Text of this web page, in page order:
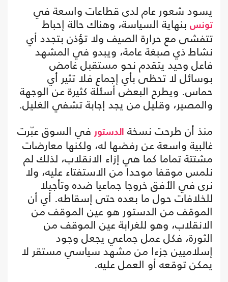
يسود شعور عام لدى قطاعات واسعة في
تونس بنهاية السياسة، وهناك حالة إحباط
تتفشى مع حرارة الصيف ولا تؤذن بتجدد أي
نشاط ذي صبغة عامة، ويبدو في المشهد
فاعل وحيد يتقدم نحو مستقبل غامض
بوسائل لا تحظى بأي إجماع فلا تثير أي
حماس. ويطرح البعض أسئلة كثيرة عن الوجهة
والمصير، وقليل من يجد إجابة تشفي الغليل.
منذ أن طرحت نسخة
الدستور في السوق عبّرت
غالبية واسعة عن رفضها له، ولكنها معارضات
مشتتة تماما كما هي إزاء الانقلاب، لذلك لم
نلمس موقفا موحدا من الاستفتاء عليه، ولا
نرى في الأفق خروجا جماعيا ضده وتأجيلا
للخلافات حول ما بعده حتى إسقاطه. أي أن
الموقف من الدستور هو عين الموقف من
الانقلاب، وهو للغرابة عين الموقف من
الثورة، فكل عمل جماعي يجعل وجود
إسلاميين جزءا من مشهد سياسي مستقر لا
يمكن توقعه أو العمل عليه.